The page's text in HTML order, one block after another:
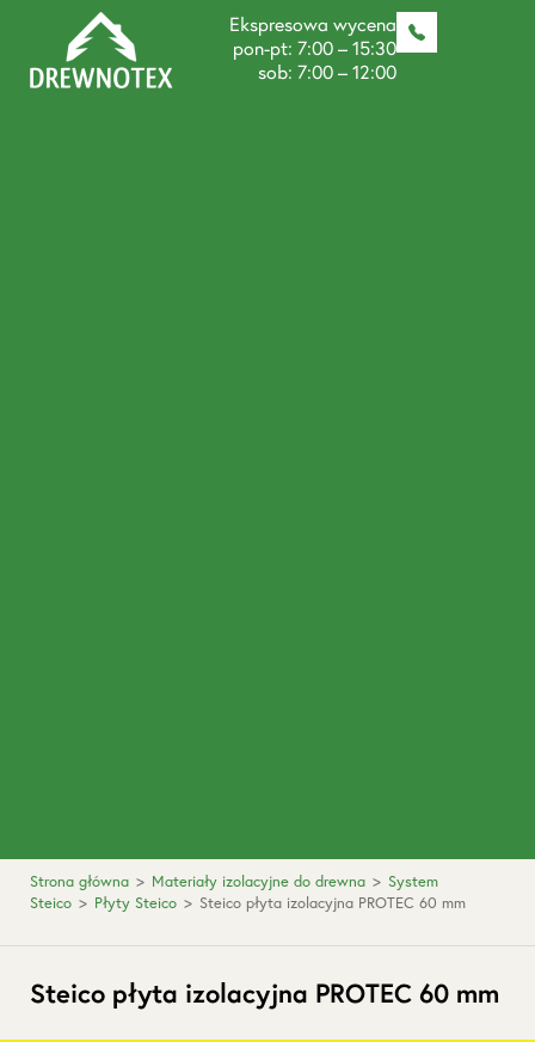
Ekspresowa wycena
pon-pt: 7:00 – 15:30
sob: 7:00 – 12:00
Strona główna > Materiały izolacyjne do drewna > System
Steico > Płyty Steico > Steico płyta izolacyjna PROTEC 60 mm
Steico płyta izolacyjna PROTEC 60 mm